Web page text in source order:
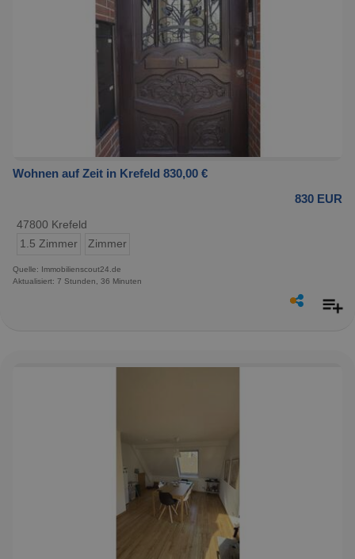
Wohnen auf Zeit in Krefeld 830,00 €
830 EUR
47800 Krefeld
1.5 Zimmer
Zimmer
Quelle: Immobilienscout24.de
Aktualisiert: 7 Stunden, 36 Minuten